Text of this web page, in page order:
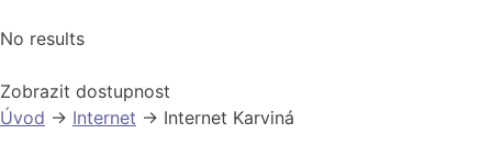
No results
Zobrazit dostupnost
Úvod → Internet → Internet Karviná